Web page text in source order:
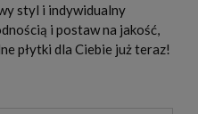
styl i indywidualny
i postaw na jakość,
płytki dla Ciebie już teraz!